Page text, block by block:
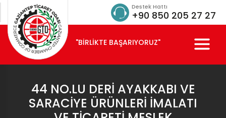
Destek Hattı
+90 850 205 27 27
"BİRLİKTE BAŞARIYORUZ"
44 NO.LU DERI AYAKKABI VE
SARACIYE ÜRÜNLERI İMALATI